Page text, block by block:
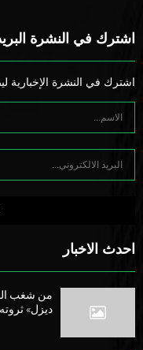
اشترك في النشرة
اشترك في النشرة الإخبارية
احدث الاخبار
من شغب
ديزل» ثروته